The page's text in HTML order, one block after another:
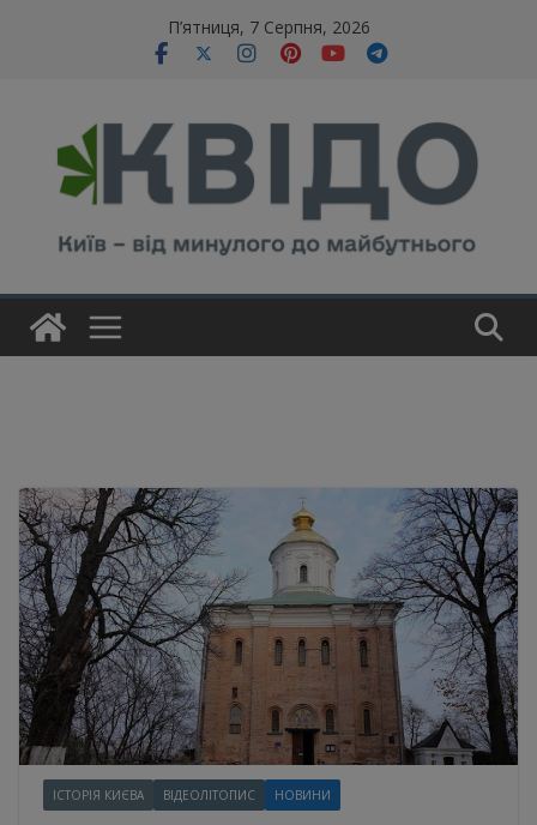
П’ятниця, 7 Серпня, 2026
ІСТОРІЯ КИЄВА ВІДЕОЛІТОПИС НОВИНИ
modal-check